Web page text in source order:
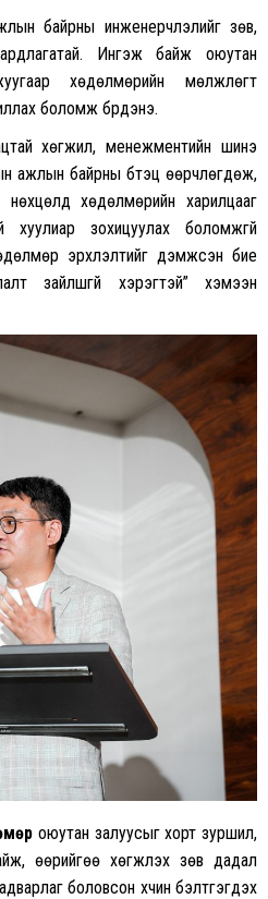
байрны инженерчлэлийг зөв,
Ингэж байж оюутан
хөдөлмөрийн мөлжлөгт
боломж бүрдэнэ.
хөгжил, менежментийн шинэ
ажлын байрны бүтэц өөрчлөгдөж,
хөдөлмөрийн харилцааг
зохицуулах боломжгүй
эрхлэлтийг дэмжсэн бие
зайлшгүй хэрэгтэй” хэмээн
оюутан залуусыг хорт зуршил,
өөрийгөө хөгжүүлэх зөв дадал
боловсон хүчин бэлтгэгдэх